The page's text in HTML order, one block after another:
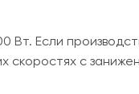
Вт. Если
скоростях с